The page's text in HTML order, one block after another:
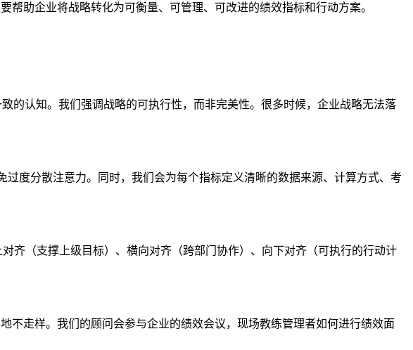
助企业将战略转化为可衡量、可管理、可改进的绩效指标和行动方案。
的认知。我们强调战略的可执行性，而非完美性。很多时候，企业战略无法落
度分散注意力。同时，我们会为每个指标定义清晰的数据来源、计算方式、考
齐（支撑上级目标）、横向对齐（跨部门协作）、向下对齐（可执行的行动计
走样。我们的顾问会参与企业的绩效会议，现场教练管理者如何进行绩效面